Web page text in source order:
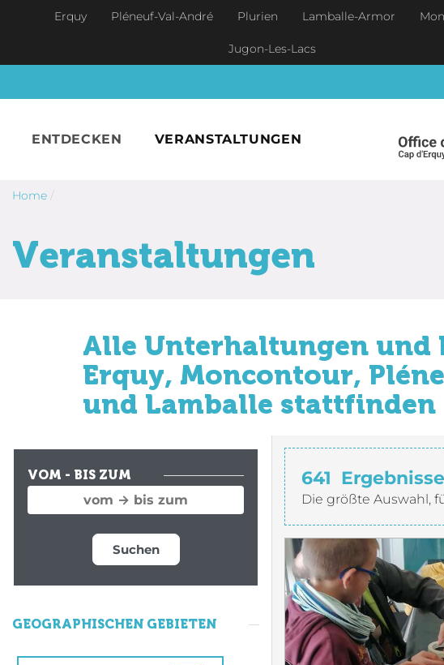
Skip to main content
Erquy Pléneuf-Val-André Plurien Lamballe-Armor
Jugon-Les-Lacs
ENTDECKEN VERANSTALTUNGEN
Home /
Veranstaltungen
Alle Unterhaltungen und
Erquy, Moncontour,
und Lamballe stattfinden
VOM - BIS ZUM
Suchen
GEOGRAPHISCHEN GEBIETEN
641 Ergebnisse
Die größte Auswahl,